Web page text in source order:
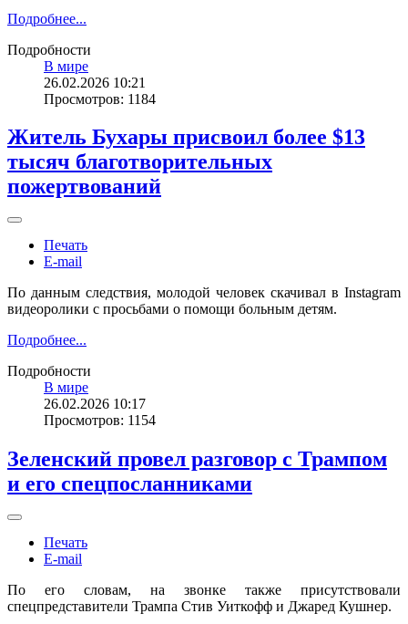
Подробнее...
Подробности
В мире
26.02.2026 10:21
Просмотров: 1184
Житель Бухары присвоил более $13
тысяч благотворительных
пожертвований
Печать
E-mail
По данным следствия, молодой человек скачивал в Instagram
видеоролики с просьбами о помощи больным детям.
Подробнее...
Подробности
В мире
26.02.2026 10:17
Просмотров: 1154
Зеленский провел разговор с Трампом
и его спецпосланниками
Печать
E-mail
По его словам, на звонке также присутствовали
спецпредставители Трампа Стив Уиткофф и Джаред Кушнер.